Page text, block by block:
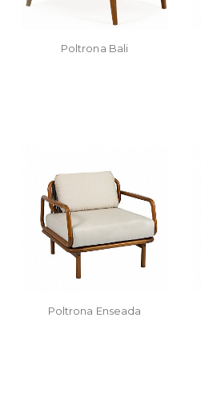
Poltrona Bali
Poltrona Enseada